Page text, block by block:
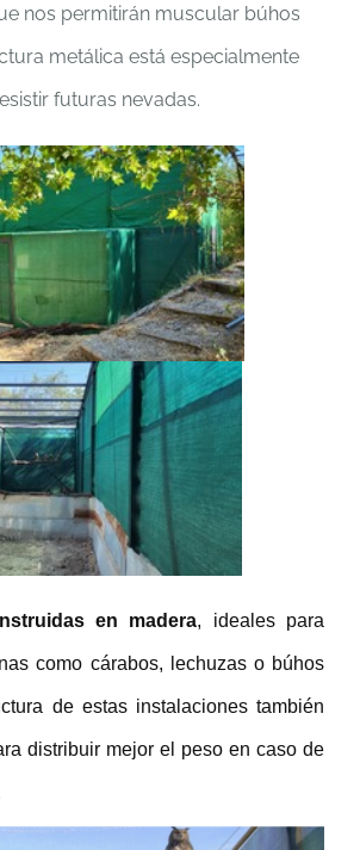
nos permitirán muscular búhos
metálica está especialmente
futuras nevadas.
en madera, ideales para
como cárabos, lechuzas o búhos
de estas instalaciones también
distribuir mejor el peso en caso de